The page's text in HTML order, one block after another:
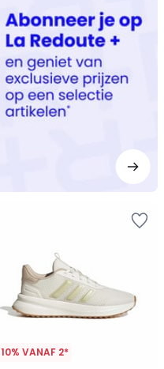
10% VANAF 2*